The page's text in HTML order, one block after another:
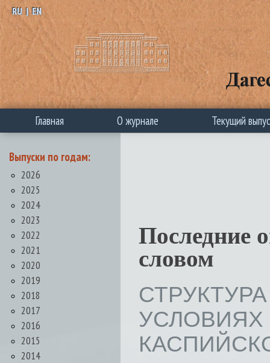
RU | EN
Главная О журнале Текущий
Выпуски по годам:
2026
2025
2024
2023
2022
2021
2020
2019
2018
2017
2016
2015
2014
Последние
словом